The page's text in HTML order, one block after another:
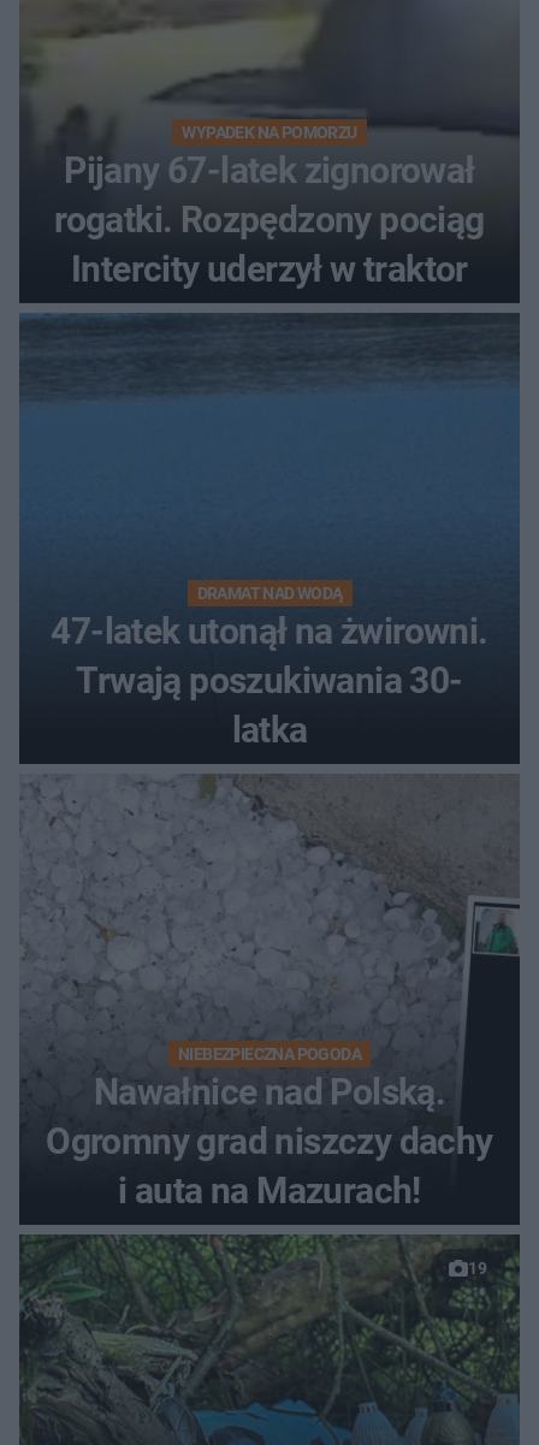
WYPADEK NA POMORZU
Pijany 67-latek zignorował
rogatki. Rozpędzony pociąg
Intercity uderzył w traktor
DRAMAT NAD WODĄ
47-latek utonął na żwirowni.
Trwają poszukiwania 30-
latka
NIEBEZPIECZNA POGODA
Nawałnice nad Polską.
Ogromny grad niszczy dachy
i auta na Mazurach!
19